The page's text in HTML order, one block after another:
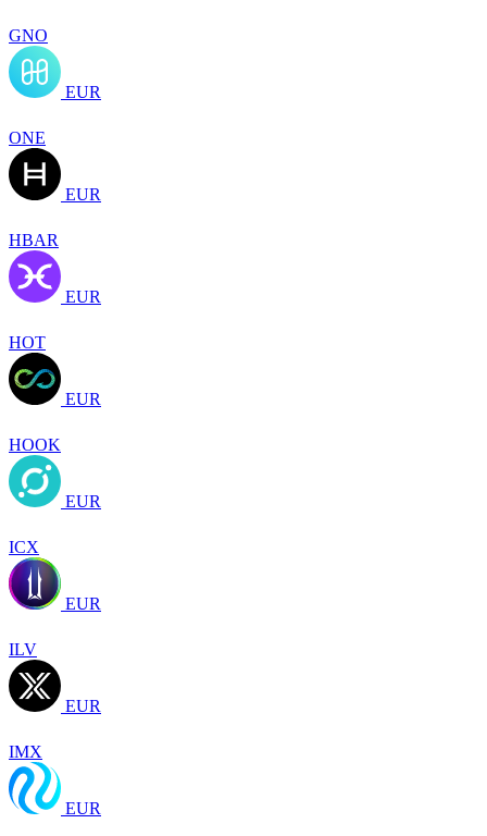
GNO
EUR
ONE
EUR
HBAR
EUR
HOT
EUR
HOOK
EUR
ICX
EUR
ILV
EUR
IMX
EUR